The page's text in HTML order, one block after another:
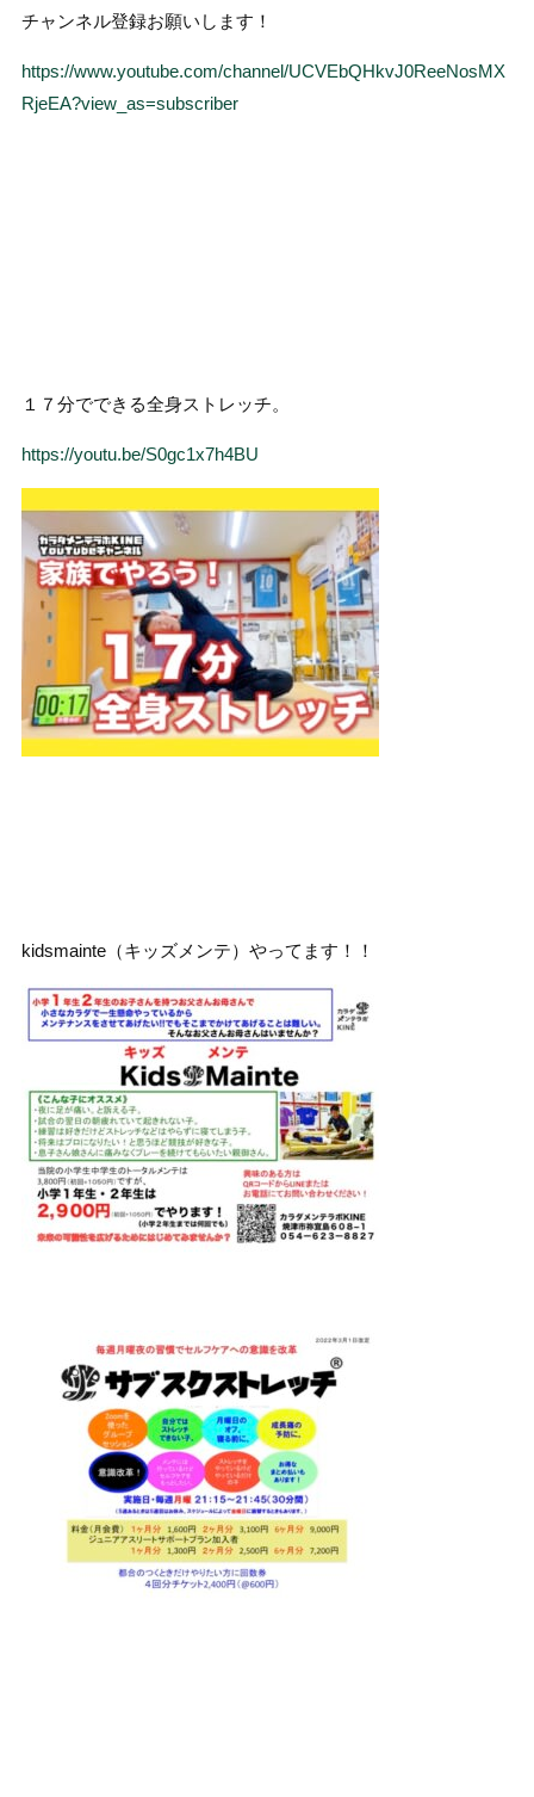
チャンネル登録お願いします！
https://www.youtube.com/channel/UCVEbQHkvJ0ReeNosMX
RjeEA?view_as=subscriber
１７分でできる全身ストレッチ。
https://youtu.be/S0gc1x7h4BU
kidsmainte（キッズメンテ）やってます！！